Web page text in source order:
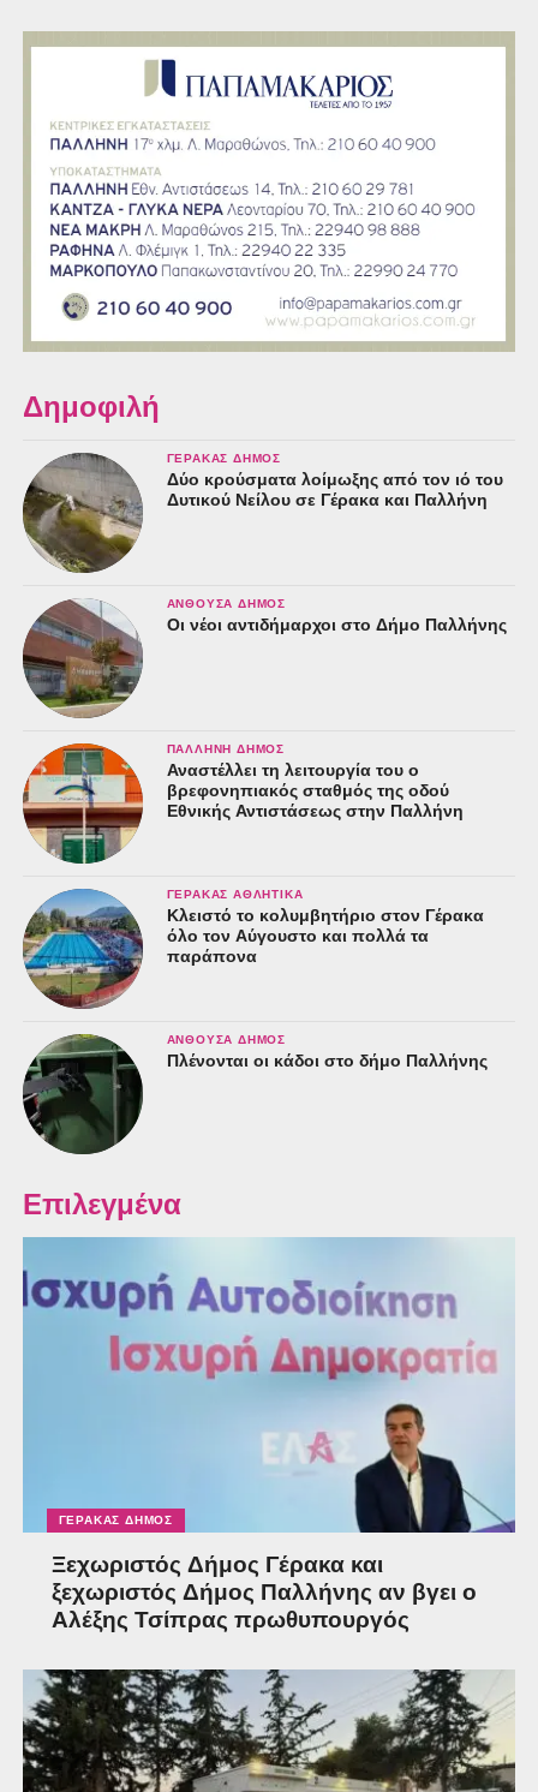
Δημοφιλή
ΓΈΡΑΚΑΣ ΔΉΜΟΣ
Δύο κρούσματα λοίμωξης από τον ιό του
Δυτικού Νείλου σε Γέρακα και Παλλήνη
ΑΝΘΟΎΣΑ ΔΉΜΟΣ
Οι νέοι αντιδήμαρχοι στο Δήμο Παλλήνης
ΠΑΛΛΉΝΗ ΔΉΜΟΣ
Αναστέλλει τη λειτουργία του ο
βρεφονηπιακός σταθμός της οδού
Εθνικής Αντιστάσεως στην Παλλήνη
ΓΈΡΑΚΑΣ ΑΘΛΗΤΙΚΆ
Κλειστό το κολυμβητήριο στον Γέρακα
όλο τον Αύγουστο και πολλά τα
παράπονα
ΑΝΘΟΎΣΑ ΔΉΜΟΣ
Πλένονται οι κάδοι στο δήμο Παλλήνης
Επιλεγμένα
ΓΈΡΑΚΑΣ ΔΉΜΟΣ
Ξεχωριστός Δήμος Γέρακα και
ξεχωριστός Δήμος Παλλήνης αν βγει ο
Αλέξης Τσίπρας πρωθυπουργός